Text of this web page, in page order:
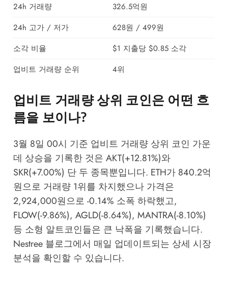
24h 거래량
326.5억원
24h 고가 / 저가
628원 / 499원
소각 비율
$1 지출당 $0.85 소각
업비트 거래량 순위
4위
업비트 거래량 상위 코인은 어떤 흐
름을 보이나?
3월 8일 00시 기준 업비트 거래량 상위 코인 가운
데 상승을 기록한 것은 AKT(+12.81%)와
SKR(+7.00%) 단 두 종목뿐입니다. ETH가 840.2억
원으로 거래량 1위를 차지했으나 가격은
2,924,000원으로 -0.14% 소폭 하락했고,
FLOW(-9.86%), AGLD(-8.64%), MANTRA(-8.10%)
등 소형 알트코인들은 큰 낙폭을 기록했습니다.
Nestree 블로그에서 매일 업데이트되는 상세 시장
분석을 확인할 수 있습니다.